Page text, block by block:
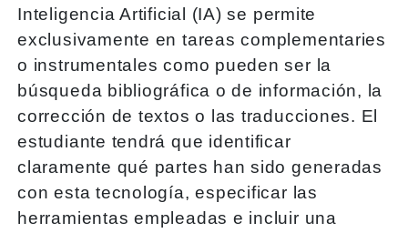
Inteligencia Artificial (IA) se permite
exclusivamente en tareas complementaries
o instrumentales como pueden ser la
búsqueda bibliográfica o de información, la
corrección de textos o las traducciones. El
estudiante tendrá que identificar
claramente qué partes han sido generadas
con esta tecnología, especificar las
herramientas empleadas e incluir una